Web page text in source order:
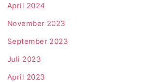
April 2024
November 2023
September 2023
Juli 2023
April 2023